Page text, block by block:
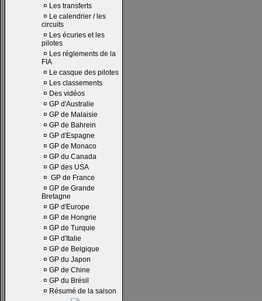
¤ Les transferts
¤ Le calendrier / les
circuits
¤ Les écuries et les
pilotes
¤ Les réglements de la
FIA
¤ Le casque des pilotes
¤ Les classements
¤ Des vidéos
¤ GP d'Australie
¤ GP de Malaisie
¤ GP de Bahrein
¤ GP d'Espagne
¤ GP de Monaco
¤ GP du Canada
¤ GP des USA
¤ GP de France
¤ GP de Grande
Bretagne
¤ GP d'Europe
¤ GP de Hongrie
¤ GP de Turquie
¤ GP d'Italie
¤ GP de Belgique
¤ GP du Japon
¤ GP de Chine
¤ GP du Brésil
¤ Résumé de la saison